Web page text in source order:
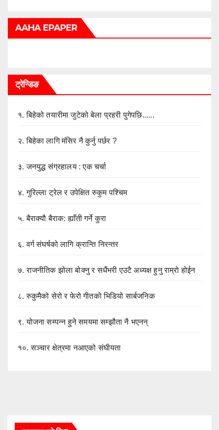
AAHA EPAPER
ट्रेन्डिङ
१.बिहेको तयारीमा जुटेको बेला प्रहरी पुगेपछि......
२.बिहेका लागि मंसिर नै कुर्नु पर्छर ?
३.जनयुद्ध संग्रहालय : एक चर्चा
४.गुरिल्ला ट्रेल र उपेक्षित रुकुम पश्चिम
५.बैराक्यौ बैराक: ह्याँती गर्ने कुरा
६.वर्ग संघर्षको लागि क्रान्ति निरन्तर
७.राजनीतिक झोला बोक्नु र सधैंभरी एउटै अध्यक्ष हुनु राम्रो होईन
८.रुकुमैको सेरो र फेरो गीतको भिडियो सार्बजनिक
९.योजना सम्पन्न हुने समयमा सम्झौता नै भएनन्
१०.सञ्चार क्षेत्रमा नआएको संघीयता